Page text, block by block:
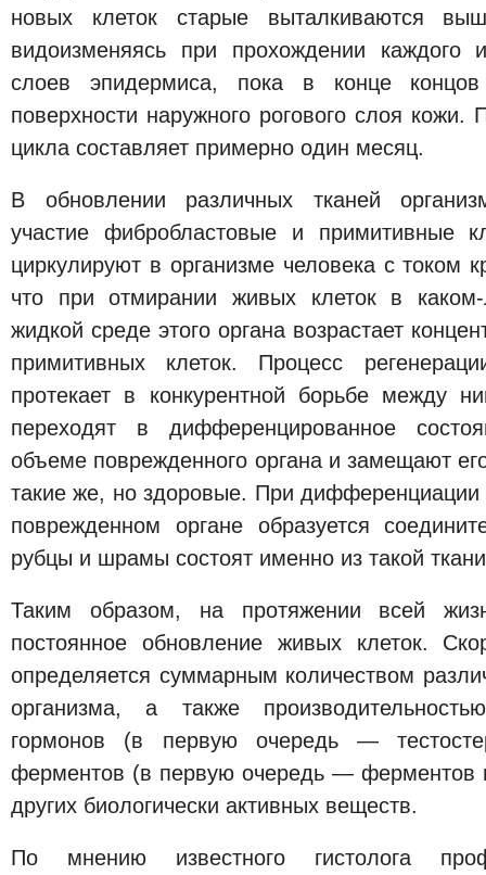
новых клеток старые выталкиваются
видоизменяясь при прохождении каждого
слоев эпидермиса, пока в конце
поверхности наружного рогового слоя кожи.
цикла составляет примерно один месяц.
В обновлении различных тканей
участие фибробластовые и примитивные
циркулируют в организме человека с
что при отмирании живых клеток в
жидкой среде этого органа возрастает
примитивных клеток. Процесс
протекает в конкурентной борьбе между
переходят в дифференцированное
объеме поврежденного органа и замещают
такие же, но здоровые. При дифференциации
поврежденном органе образуется
рубцы и шрамы состоят именно из такой
Таким образом, на протяжении всей
постоянное обновление живых клеток.
определяется суммарным количеством
организма, а также
гормонов (в первую очередь —
ферментов (в первую очередь — ферментов
других биологически активных веществ.
По мнению известного гистолога